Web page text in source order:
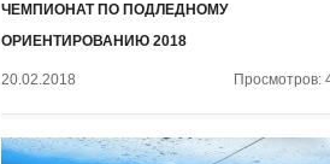
ЧЕМПИОНАТ ПО ПОДЛЕДНОМУ
ОРИЕНТИРОВАНИЮ 2018
20.02.2018 Просмотров: